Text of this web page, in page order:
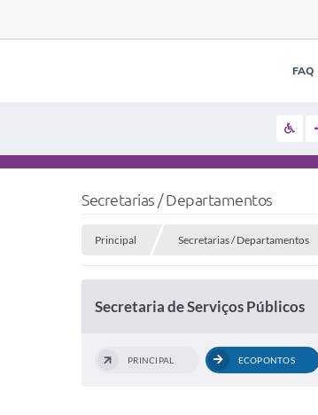
FAQ
Secretarias / Departamentos
Principal Secretarias / Departamentos
Secretaria de Serviços Públicos
PRINCIPAL ECOPONTOS